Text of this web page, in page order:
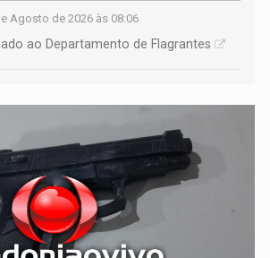
Agosto de 2026 às 08:06
ao Departamento de Flagrantes